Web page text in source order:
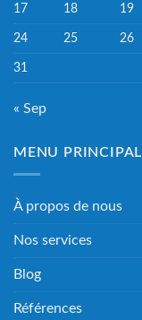
17 18 19
24 25 26
31
« Sep
MENU PRINCIPAL
À propos de nous
Nos services
Blog
Références